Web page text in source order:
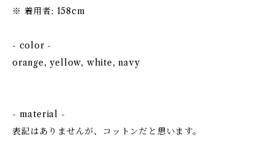
※ 着用者: 158cm
- color -
orange, yellow, white, navy
- material -
表記はありませんが、コットンだと思います。